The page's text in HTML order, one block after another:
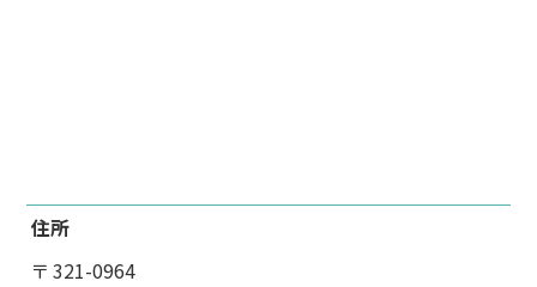
住所
〒 321-0964